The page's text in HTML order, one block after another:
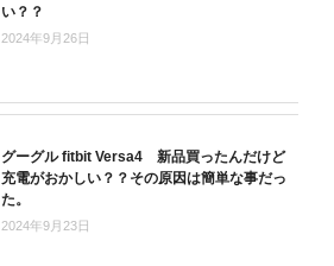
い？？
2024年9月26日
グーグル fitbit Versa4 新品買ったんだけど
充電がおかしい？？その原因は簡単な事だっ
た。
2024年9月23日